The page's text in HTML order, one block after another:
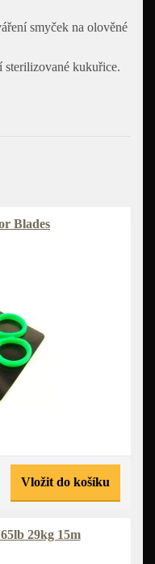
smyček na olověné
kukuřice.
Blades
Vložit do košíku
29kg 15m